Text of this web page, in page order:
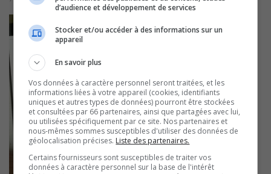
d’audience et développement de services
Stocker et/ou accéder à des informations sur un
appareil
En savoir plus
Vos données à caractère personnel seront traitées, et les
informations liées à votre appareil (cookies, identifiants
uniques et autres types de données) pourront être stockées
et consultées par 66 partenaires, ainsi que partagées avec lui,
ou utilisées spécifiquement par ce site. Nos partenaires et
nous-mêmes sommes susceptibles d'utiliser des données de
géolocalisation précises. Liste des partenaires.
Certains fournisseurs sont susceptibles de traiter vos
données à caractère personnel sur la base de l'intérêt